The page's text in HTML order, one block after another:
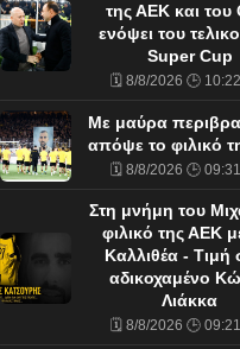
της ΑΕΚ και
ενόψει του
Super Cup
🗓️ 8/8/2026 🕒
Με μαύρα
απόψε το φιλικό
🗓️ 8/8/2026 🕒 09:31
Στη μνήμη του
φιλικό της ΑΕΚ
Καλλιθέα - Τιμή
αδικοχαμένο
Λιάκκα
🗓️ 8/8/2026 🕒